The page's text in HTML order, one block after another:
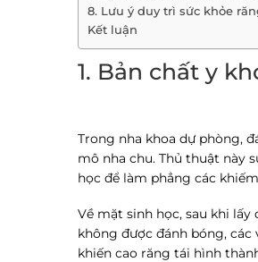
8. Lưu ý duy trì sức khỏe
Kết luận
1. Bản chất y
Trong nha khoa dự phòng,
mô nha chu. Thủ thuật này
học để làm phẳng các
Về mặt sinh học, sau khi
không được đánh bóng,
khiến cao răng tái hình